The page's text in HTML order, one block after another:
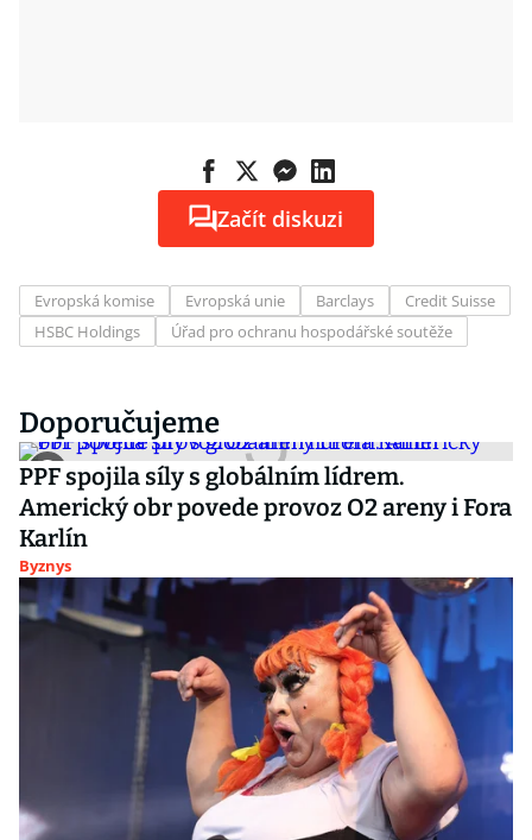
Začít diskuzi
Evropská komise Evropská unie Barclays
Credit Suisse
HSBC Holdings
Úřad pro ochranu hospodářské soutěže
Doporučujeme
PPF spojila síly s globálním lídrem.
Americký obr povede provoz O2 areny i Fora
Karlín
Byznys